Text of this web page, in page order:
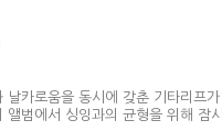
날카로움을 동시에 갖춘 기타리프
앨범에서 싱잉과의 균형을 위해 잠